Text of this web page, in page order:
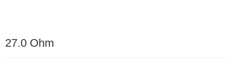
27.0 Ohm